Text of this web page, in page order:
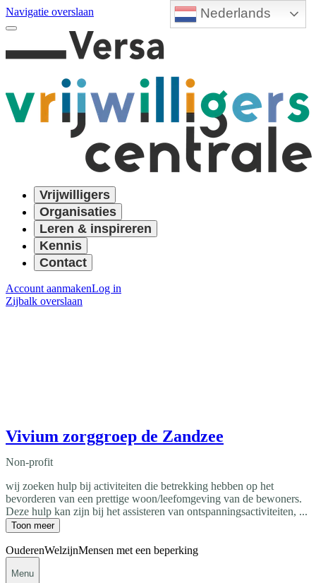
Nederlands
Navigatie overslaan
Vrijwilligers
Organisaties
Leren & inspireren
Kennis
Contact
Account aanmakenLog in
Zijbalk overslaan
Vivium zorggroep de Zandzee
Non-profit
wij zoeken hulp bij activiteiten die betrekking hebben op het
bevorderen van een prettige woon/leefomgeving van de bewoners.
Deze hulp kan zijn bij het assisteren van ontspanningsactiviteiten, ...
Toon meer
OuderenWelzijnMensen met een beperking
Menu